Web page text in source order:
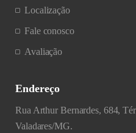
Localização
Fale conosco
Avaliação
Endereço
Rua Arthur Bernardes, 684,
Valadares/MG.